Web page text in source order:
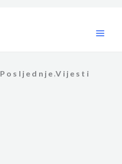
Posljednje ,Vijesti